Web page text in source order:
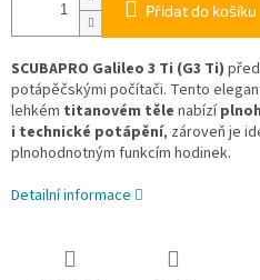
Přidat do košíku
SCUBAPRO Galileo 3 Ti (G3 Ti)
potápěčskými počítači. Tento
lehkém titanovém těle nabízí
i technické potápění, zároveň je
plnohodnotným funkcím hodinek.
Detailní informace